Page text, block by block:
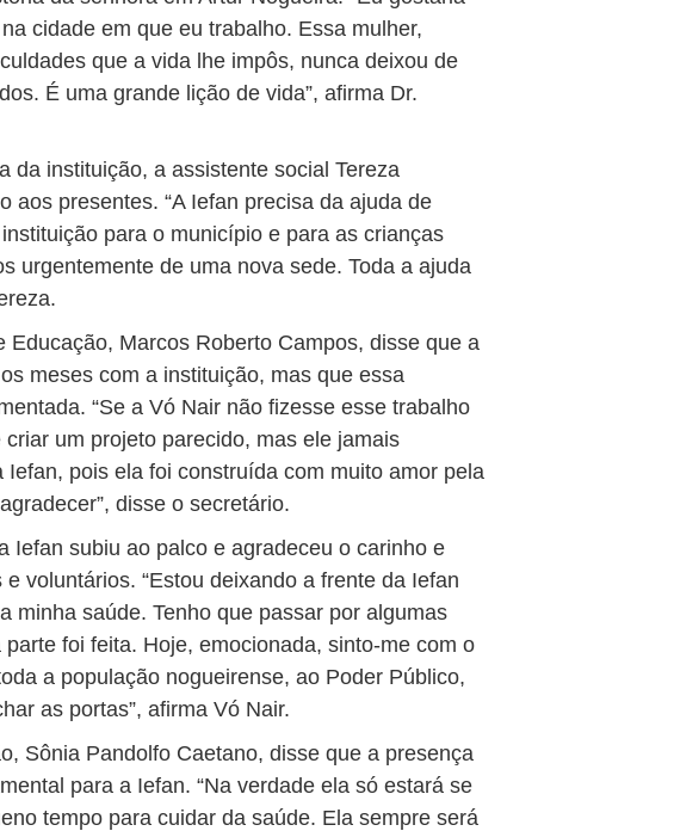
cidade em que eu trabalho. Essa mulher,
que a vida lhe impôs, nunca deixou de
É uma grande lição de vida”, afirma Dr.
da instituição, a assistente social Tereza
aos presentes. “A Iefan precisa da ajuda de
para o município e para as crianças
urgentemente de uma nova sede. Toda a ajuda
Educação, Marcos Roberto Campos, disse que a
meses com a instituição, mas que essa
“Se a Vó Nair não fizesse esse trabalho
um projeto parecido, mas ele jamais
Iefan, pois ela foi construída com muito amor pela
disse o secretário.
Iefan subiu ao palco e agradeceu o carinho e
voluntários. “Estou deixando a frente da Iefan
minha saúde. Tenho que passar por algumas
foi feita. Hoje, emocionada, sinto-me com o
a população nogueirense, ao Poder Público,
as portas”, afirma Vó Nair.
Sônia Pandolfo Caetano, disse que a presença
para a Iefan. “Na verdade ela só estará se
tempo para cuidar da saúde. Ela sempre será